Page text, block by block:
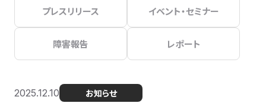
プレスリリース イベント・セミナー
障害報告 レポート
2025.12.10 お知らせ